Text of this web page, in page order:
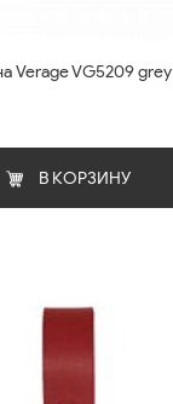
Verage VG5209 grey
В КОРЗИНУ